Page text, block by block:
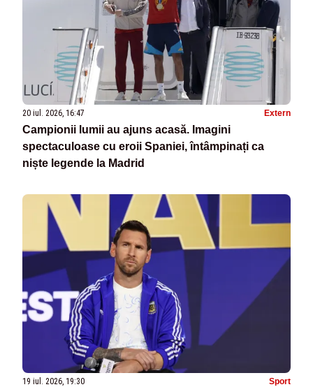
20 iul. 2026, 16:47 Extern
Campionii lumii au ajuns acasă. Imagini
spectaculoase cu eroii Spaniei, întâmpinați ca
niște legende la Madrid
19 iul. 2026, 19:30 Sport